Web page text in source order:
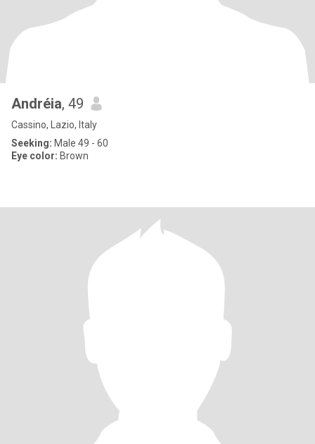
Andréia, 49
Cassino, Lazio, Italy
Seeking: Male 49 - 60
Eye color: Brown